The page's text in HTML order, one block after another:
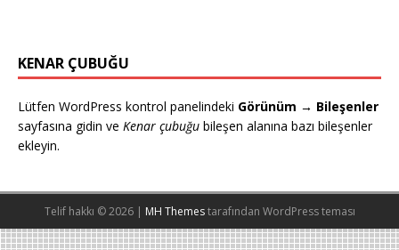
KENAR ÇUBUĞU
Lütfen WordPress kontrol panelindeki Görünüm → Bileşenler
sayfasına gidin ve Kenar çubuğu bileşen alanına bazı bileşenler
ekleyin.
Telif hakkı © 2026 | MH Themestarafından WordPress teması